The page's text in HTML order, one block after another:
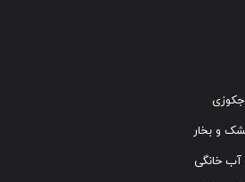
و بخار
آب خانگی